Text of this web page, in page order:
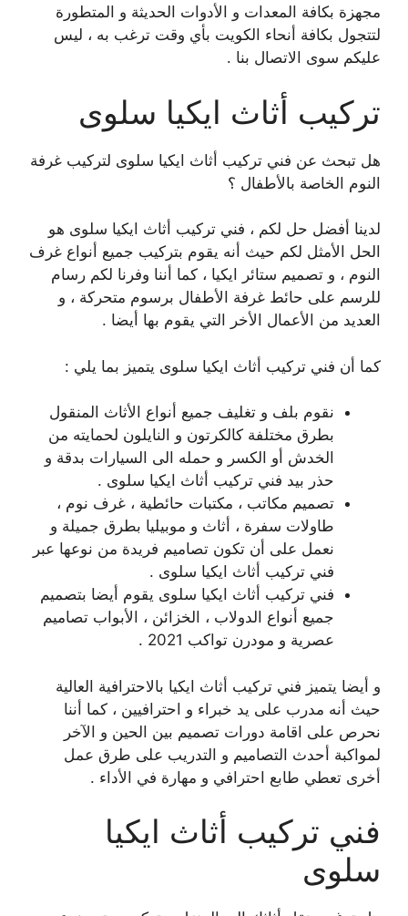
مجهزة بكافة المعدات و الأدوات الحديثة و المتطورة
لتتجول بكافة أنحاء الكويت بأي وقت ترغب به ، ليس
عليكم سوى الاتصال بنا .
تركيب أثاث ايكيا سلوى
هل تبحث عن فني تركيب أثاث ايكيا سلوى لتركيب غرفة
النوم الخاصة بالأطفال ؟
لدينا أفضل حل لكم ، فني تركيب أثاث ايكيا سلوى هو
الحل الأمثل لكم حيث أنه يقوم بتركيب جميع أنواع غرف
النوم ، و تصميم ستائر ايكيا ، كما أننا وفرنا لكم رسام
للرسم على حائط غرفة الأطفال برسوم متحركة ، و
العديد من الأعمال الأخر التي يقوم بها أيضا .
كما أن فني تركيب أثاث ايكيا سلوى يتميز بما يلي :
نقوم بلف و تغليف جميع أنواع الأثاث المنقول
بطرق مختلفة كالكرتون و النايلون لحمايته من
الخدش أو الكسر و حمله الى السيارات بدقة و
حذر بيد فني تركيب أثاث ايكيا سلوى .
تصميم مكاتب ، مكتبات حائطية ، غرف نوم ،
طاولات سفرة ، أثاث و موبيليا بطرق جميلة و
نعمل على أن تكون تصاميم فريدة من نوعها عبر
فني تركيب أثاث ايكيا سلوى .
فني تركيب أثاث ايكيا سلوى يقوم أيضا بتصميم
جميع أنواع الدولاب ، الخزائن ، الأبواب تصاميم
عصرية و مودرن تواكب 2021 .
و أيضا يتميز فني تركيب أثاث ايكيا بالاحترافية العالية
حيث أنه مدرب على يد خبراء و احترافيين ، كما أننا
نحرص على اقامة دورات تصميم بين الحين و الآخر
لمواكبة أحدث التصاميم و التدريب على طرق عمل
أخرى تعطي طابع احترافي و مهارة في الأداء .
فني تركيب أثاث ايكيا
سلوى